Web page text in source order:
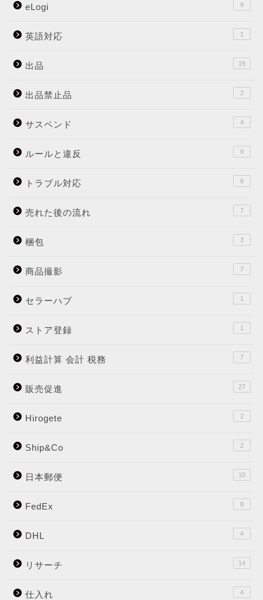
eLogi 9
英語対応 1
出品 19
出品禁止品 2
サスペンド 4
ルールと違反 9
トラブル対応 8
売れた後の流れ 7
梱包 3
商品撮影 7
セラーハブ 1
ストア登録 1
利益計算 会計 税務 7
販売促進 27
Hirogete 2
Ship&Co 2
日本郵便 10
FedEx 8
DHL 4
リサーチ 14
仕入れ 4